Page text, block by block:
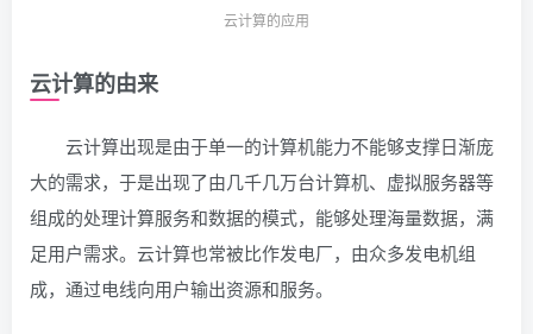
云计算的应用
云计算的由来
云计算出现是由于单一的计算机能力不能够支撑日渐庞
大的需求，于是出现了由几千几万台计算机、虚拟服务器等
组成的处理计算服务和数据的模式，能够处理海量数据，满
足用户需求。云计算也常被比作发电厂，由众多发电机组
成，通过电线向用户输出资源和服务。